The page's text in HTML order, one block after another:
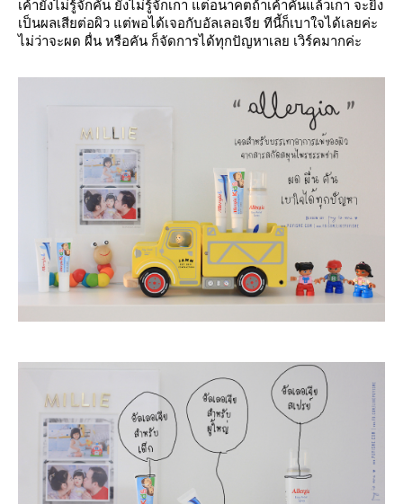
เค้ายังไม่รู้จักคัน ยังไม่รู้จักเกา แต่อนาคตถ้าเค้าคันแล้วเกา จะยิ่ง
เป็นผลเสียต่อผิว แต่พอได้เจอกับอัลเลอเจีย ทีนี้ก็เบาใจได้เลยค่ะ
ไม่ว่าจะผด ผื่น หรือคัน ก็จัดการได้ทุกปัญหาเลย เวิร์คมากค่ะ